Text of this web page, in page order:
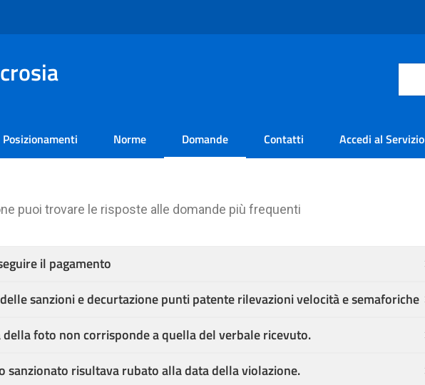
Posizionamenti Norme Domande Contatti Accedi al Servizio
puoi trovare le risposte alle domande più frequenti
il pagamento
sanzioni e decurtazione punti patente rilevazioni velocità e semaforiche
della foto non corrisponde a quella del verbale ricevuto.
sanzionato risultava rubato alla data della violazione.